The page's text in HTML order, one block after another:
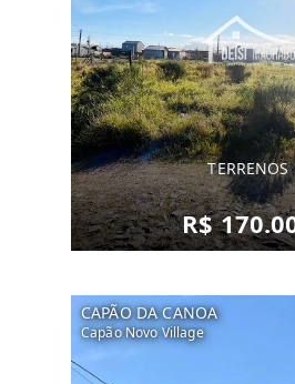
TERRENOS
R$
CAPÃO DA CANOA
Capão Novo Village